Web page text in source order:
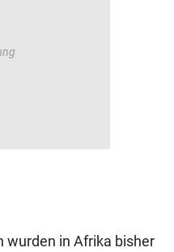
wurden in Afrika bisher